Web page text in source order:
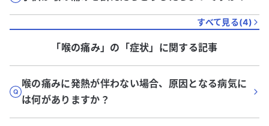
すべて見る(4)
「喉の痛み」 の「症状」に関する記事
喉の痛みに発熱が伴わない場合、原因となる病気に
は何がありますか？